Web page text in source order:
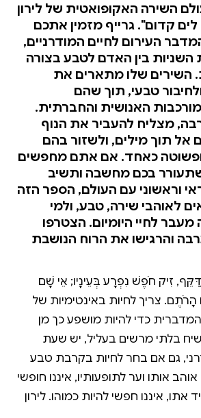
השירה האקופואטית של לירון
לים קדום". גרייף מזמין אתכם
העירום לחיים המודרניים,
בין האדם לטבע בצורה
השירים שלו מתארים את
טבעי, תוך שהם
האנושית והחברתית.
מצליח להעביר את הנוף
אל תוך מילים, ולשזור בהם
כאחד. אם אתם מחפשים
שתעורר בכם מחשבה ותשיב
וראשוני עם העולם, הספר הזה
לאוהבי שירה, טבע, ולמי
לחיי היומיום. הצטרפו
והרגישו את הרוח הנושבת
זִיק חֹפֶשׁ נִפְרָע בְּעֵינָיו; אֵי שָׁם
צריך לחיות באינטימיות של
כדי להיות מושפע כך מן
בלתי מרשים בעליל, יש שעת
גם אם בחר לחיות בקרבת טבע
אותו וער לתופעותיו, איננו חופשי
איננו חפשי להיות כמוהו. לירון